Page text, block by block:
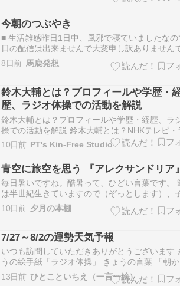
海公園、34.2km(Rw)、76.2k…
今朝のつぶやき
■ 生活雑感昨日1日中、風邪で寝ていましたなの
日の配信は出来ませんで大変申し訳ありません
た。一日中寝ていた形だったので今朝は腰が痛
痛くってラジオ体操で無理矢理直した形でもね
8日前 馬鹿発想
鈴木大輔とは？プロフィールや学歴・
歴、ラジオ体操での活動を解説
鈴木大輔とは？プロフィールや学歴・経歴、ラ
操での活動を解説 鈴木大輔とは？NHKテレビ・
オ体操の指導者 鈴木大輔さんは、NHKテレビ・
オ体操の指導者であり、NPO法人全国ラジオ体
の理事長を務める人物です。全国各地の講習会
ントに参加し、ラジオ体操の普及に…
10日前 PT's Kin-Free Studio
青空に旅空を思う 『アレクサンドリア
毎日暑いですね。酷暑って、ひどい言葉です。
は半世紀生きていますので（ぞっとします）、
の頃の夏休みを思い出します。 朝はラジオ体
き、帰ったら風鈴がなる窓際や濡れ縁で読書。
れ、母と一緒に居間で過ごす……。 昼…
10日前 夕月の本棚
7/27～8/2の運勢天気予報
いつも訪問していただきありがとうございます
うの絵手紙「ラジオ体操」 きょうの言葉 「朝
を動かすって 気持ちいい」 【お買い物マラソ
定！エントリーで全品ポイント10倍】吉祥 顔
13日前 ひとこといちえ（一言一絵）